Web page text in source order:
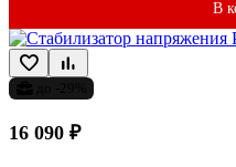
В
16 090 ₽